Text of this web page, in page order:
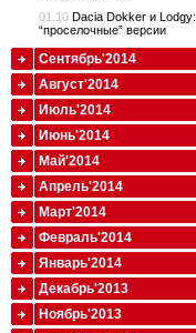
01.10 Dacia Dokker и Lodgy:
“проселочные” версии
Сентябрь'2014
Август'2014
Июль'2014
Июнь'2014
Май'2014
Апрель'2014
Март'2014
Февраль'2014
Январь'2014
Декабрь'2013
Ноябрь'2013